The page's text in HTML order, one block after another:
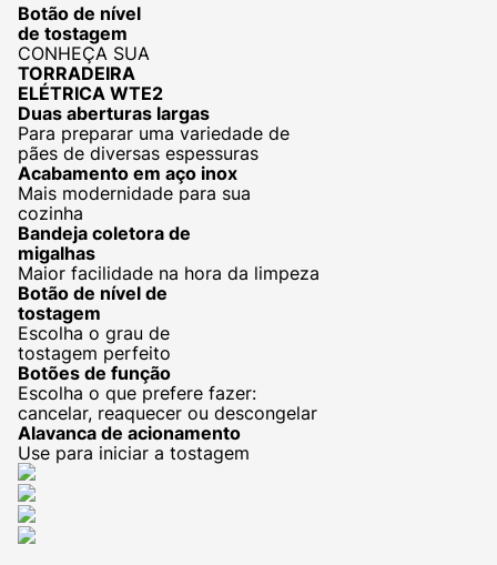
Botão de nível
de tostagem
CONHEÇA SUA
TORRADEIRA
ELÉTRICA WTE2
Duas aberturas largas
Para preparar uma variedade de
pães de diversas espessuras
Acabamento em aço inox
Mais modernidade para sua
cozinha
Bandeja coletora de
migalhas
Maior facilidade na hora da limpeza
Botão de nível de
tostagem
Escolha o grau de
tostagem perfeito
Botões de função
Escolha o que prefere fazer:
cancelar, reaquecer ou descongelar
Alavanca de acionamento
Use para iniciar a tostagem